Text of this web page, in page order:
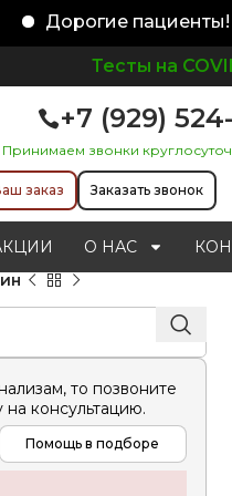
Дорогие пациенты! С
Тесты на
+7 (929)
Принимаем звонки
заказ Заказать звонок
О НАС
то позвоните
на консультацию.
Помощь в подборе